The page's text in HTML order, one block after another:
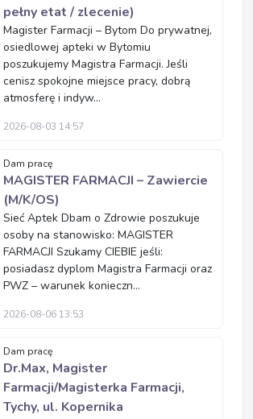
pełny etat / zlecenie)
Magister Farmacji – Bytom Do prywatnej,
osiedlowej apteki w Bytomiu
poszukujemy Magistra Farmacji. Jeśli
cenisz spokojne miejsce pracy, dobrą
atmosferę i indyw...
2026-08-03 14:57
Dam pracę
MAGISTER FARMACJI – Zawiercie
(M/K/OS)
Sieć Aptek Dbam o Zdrowie poszukuje
osoby na stanowisko: MAGISTER
FARMACJI Szukamy CIEBIE jeśli:
posiadasz dyplom Magistra Farmacji oraz
PWZ – warunek konieczn...
2026-08-06 13:53
Dam pracę
Dr.Max, Magister
Farmacji/Magisterka Farmacji,
Tychy, ul. Kopernika